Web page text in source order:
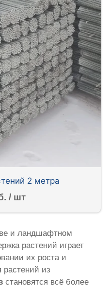
2 метра
/ шт
и ландшафтном
растений играет
их роста и
из
становятся всё более